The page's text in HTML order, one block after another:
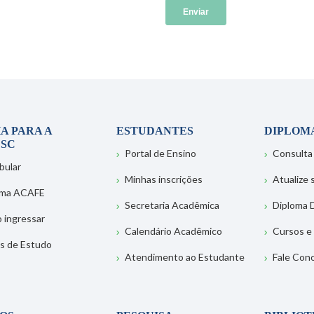
PARA A
ACAFE
ingressar
de Estudo
ESTUDANTES
Portal de Ensino
Minhas inscrições
Secretaria Acadêmica
Calendário Acadêmico
Atendimento ao Estudante
Consulta
Atualize
Diploma
Cursos
Fale